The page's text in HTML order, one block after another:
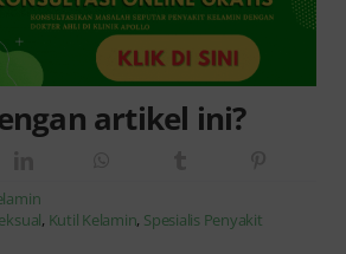
artikel ini?
, Kutil Kelamin, Spesialis Penyakit